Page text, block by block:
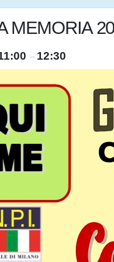
MEMORIA
– 12:30